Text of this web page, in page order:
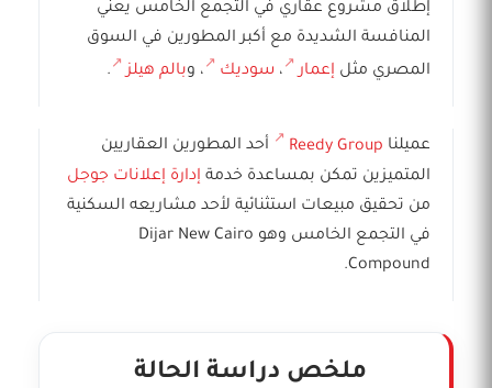
إطلاق مشروع عقاري في التجمع الخامس يعني
المنافسة الشديدة مع أكبر المطورين في السوق
المصري مثل إعمار ، سوديك ، وبالم هيلز .
عميلنا Reedy Group
أحد المطورين العقاريين
المتميزين تمكن بمساعدة خدمة إدارة إعلانات جوجل
من تحقيق مبيعات استثنائية لأحد مشاريعه السكنية
في التجمع الخامس وهو Dijar New Cairo
Compound.
ملخص دراسة الحالة